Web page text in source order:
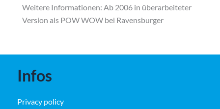
Weitere Informationen: Ab 2006 in überarbeiteter
Version als POW WOW bei Ravensburger
Infos
Privacy policy